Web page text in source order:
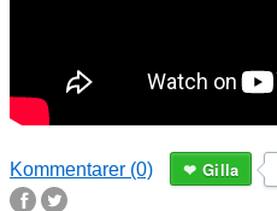
Kommentarer (0) Gilla